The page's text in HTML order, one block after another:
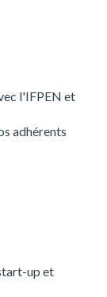
l'IFPEN et
adhérents
up et